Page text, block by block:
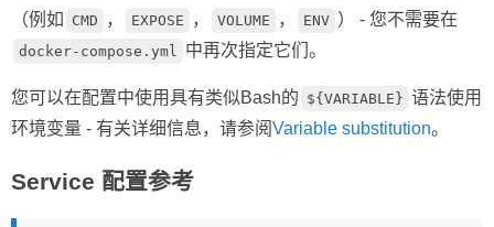
（例如
CMD ， EXPOSE ， VOLUME ， ENV ） - 您不需要在
docker-compose.yml 中再次指定它们。
您可以在配置中使用具有类似Bash的 ${VARIABLE} 语法使用
环境变量 - 有关详细信息，请参阅Variable substitution。
Service 配置参考